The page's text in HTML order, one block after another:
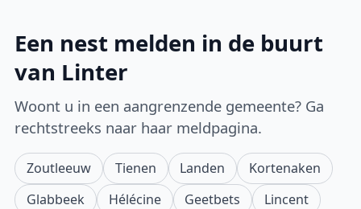
Een nest melden in de buurt
van Linter
Woont u in een aangrenzende gemeente? Ga
rechtstreeks naar haar meldpagina.
Zoutleeuw Tienen Landen
Kortenaken
Glabbeek
Hélécine Geetbets Lincent